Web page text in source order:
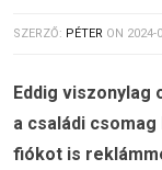
SZERZŐ: PÉTER ON 2024-
Eddig viszonylag
a családi
fiókot is